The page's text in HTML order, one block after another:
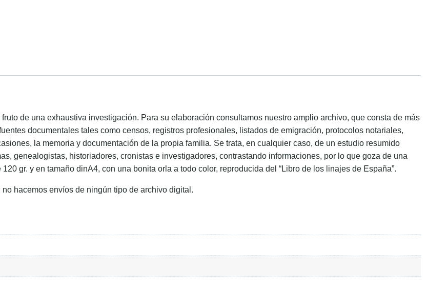
de una exhaustiva investigación. Para su elaboración consultamos nuestro amplio archivo, que consta de más
documentales tales como censos, registros profesionales, listados de emigración, protocolos notariales,
la memoria y documentación de la propia familia. Se trata, en cualquier caso, de un estudio resumido
genealogistas, historiadores, cronistas e investigadores, contrastando informaciones, por lo que goza de una
gr. y en tamaño dinA4, con una bonita orla a todo color, reproducida del “Libro de los linajes de España”.
hacemos envíos de ningún tipo de archivo digital.